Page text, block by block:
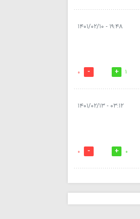
۱۹:۴۸ - ۱۴۰۱/۰۲/۱۰
1
0
۰۳:۱۲ - ۱۴۰۱/۰۲/۱۳
0
0